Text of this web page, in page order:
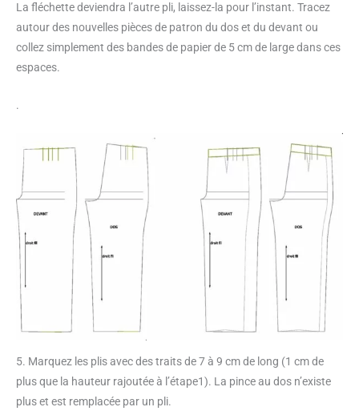
La fléchette deviendra l’autre pli, laissez-la pour l’instant. Tracez
autour des nouvelles pièces de patron du dos et du devant ou
collez simplement des bandes de papier de 5 cm de large dans ces
espaces.
.
5. Marquez les plis avec des traits de 7 à 9 cm de long (1 cm de
plus que la hauteur rajoutée à l’étape1). La pince au dos n’existe
plus et est remplacée par un pli.